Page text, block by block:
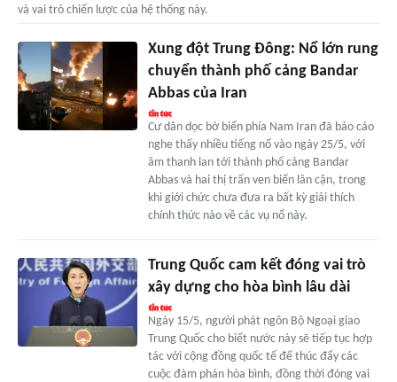
và vai trò chiến lược của hệ thống này.
Xung đột Trung Đông: Nổ lớn rung
chuyển thành phố cảng Bandar
Abbas của Iran
Cư dân dọc bờ biển phía Nam Iran đã báo cáo
nghe thấy nhiều tiếng nổ vào ngày 25/5, với
âm thanh lan tới thành phố cảng Bandar
Abbas và hai thị trấn ven biển lân cận, trong
khi giới chức chưa đưa ra bất kỳ giải thích
chính thức nào về các vụ nổ này.
Trung Quốc cam kết đóng vai trò
xây dựng cho hòa bình lâu dài
Ngày 15/5, người phát ngôn Bộ Ngoại giao
Trung Quốc cho biết nước này sẽ tiếp tục hợp
tác với cộng đồng quốc tế để thúc đẩy các
cuộc đàm phán hòa bình, đồng thời đóng vai